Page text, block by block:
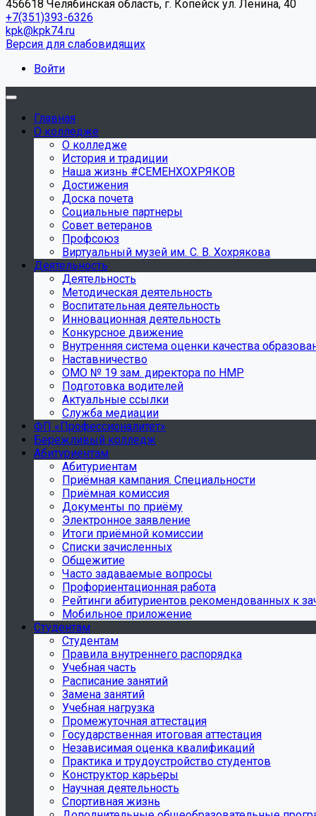
456618 Челябинская область, г. Копейск ул. Ленина, 40
+7(351)393-6326
kpk@kpk74.ru
Версия для слабовидящих
Войти
Главная
О колледже
О колледже
История и традиции
Наша жизнь #СЕМЕНХОХРЯКОВ
Достижения
Доска почета
Социальные партнеры
Совет ветеранов
Профсоюз
Виртуальный музей им. С. В. Хохрякова
Деятельность
Деятельность
Методическая деятельность
Воспитательная деятельность
Инновационная деятельность
Конкурсное движение
Внутренняя система оценки качества
Наставничество
ОМО № 19 зам. директора по НМР
Подготовка водителей
Актуальные ссылки
Служба медиации
ФП «Профессионалитет»
Бережливый колледж
Абитуриентам
Абитуриентам
Приёмная кампания. Специальности
Приёмная комиссия
Документы по приёму
Электронное заявление
Итоги приёмной комиссии
Списки зачисленных
Общежитие
Часто задаваемые вопросы
Профориентационная работа
Рейтинги абитуриентов рекомендованных к
Мобильное приложение
Студентам
Студентам
Правила внутреннего распорядка
Учебная часть
Расписание занятий
Замена занятий
Учебная нагрузка
Промежуточная аттестация
Государственная итоговая аттестация
Независимая оценка квалификаций
Практика и трудоустройство студентов
Конструктор карьеры
Научная деятельность
Спортивная жизнь